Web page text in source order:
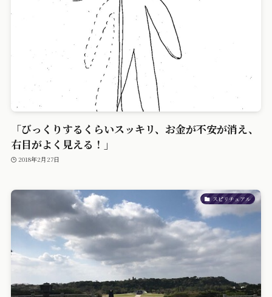
「びっくりするくらいスッキリ、お金が不安が消え、
右目がよく見える！」
2018年2月27日
スピリチュアル